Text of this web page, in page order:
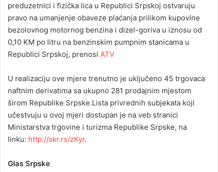
preduzetnici i fizička lica u Republici Srpskoj ostvaruju
pravo na umanjenje obaveze plaćanja prilikom kupovine
bezolovnog motornog benzina i dizel-goriva u iznosu od
0,10 KM po litru na benzinskim pumpnim stanicama u
Republici Srpskoj, prenosi ATV
U realizaciju ove mjere trenutno je uključeno 45 trgovaca
naftnim derivatima sa ukupno 281 prodajnim mjestom
širom Republike Srpske.Lista privrednih subjekata koji
učestvuju u ovoj mjeri dostupan je na veb stranici
Ministarstva trgovine i turizma Republike Srpske, na
linku: http://skr.rs/zKyr.
Glas Srpske